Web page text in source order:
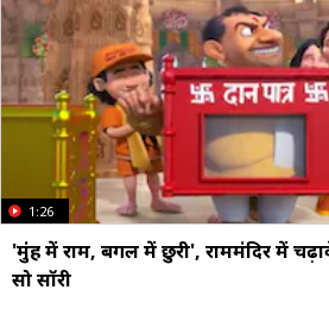
1:26
'मुंह में राम, बगल में छुरी', राममंदिर में
सो सॉरी